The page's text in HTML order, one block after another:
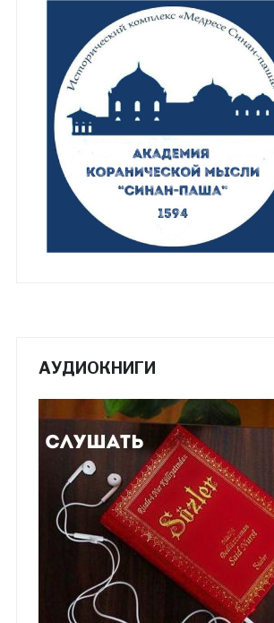
АУДИОКНИГИ